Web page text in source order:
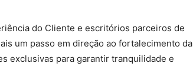
do Cliente e escritórios parceiros de
um passo em direção ao fortalecimento da
exclusivas para garantir tranquilidade e